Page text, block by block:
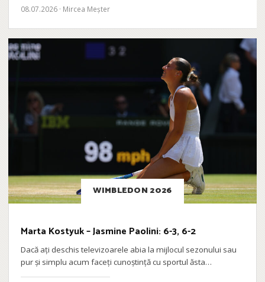
08.07.2026 · Mircea Meșter
WIMBLEDON 2026
Marta Kostyuk – Jasmine Paolini: 6-3, 6-2
Dacă ați deschis televizoarele abia la mijlocul sezonului sau
pur și simplu acum faceți cunoștință cu sportul ăsta…